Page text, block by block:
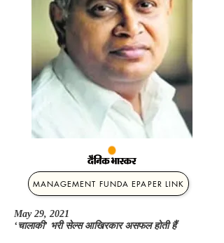
MANAGEMENT FUNDA EPAPER LINK
May 29, 2021
‘चालाकी’ भरी सेल्स आखिरकार असफल होती हैं